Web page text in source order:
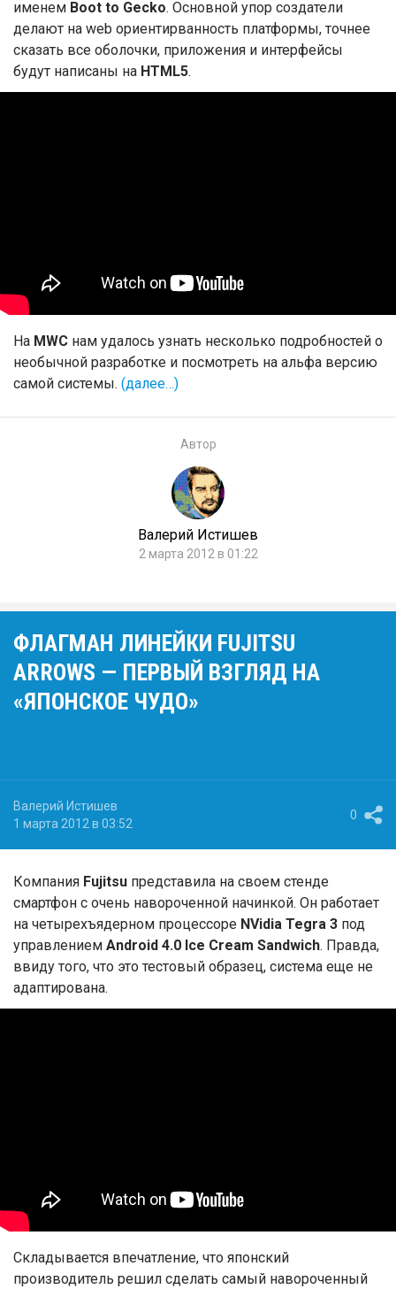
именем Boot to Gecko. Основной упор создатели
делают на web ориентирванность платформы, точнее
сказать все оболочки, приложения и интерфейсы
будут написаны на HTML5.
На MWC нам удалось узнать несколько подробностей о
необычной разработке и посмотреть на альфа версию
самой системы. (далее…)
Автор
Валерий Истишев
2 марта 2012 в 01:22
ФЛАГМАН ЛИНЕЙКИ FUJITSU
ARROWS — ПЕРВЫЙ ВЗГЛЯД НА
«ЯПОНСКОЕ ЧУДО»
Валерий Истишев
1 марта 2012 в 03:52
0
Компания Fujitsu представила на своем стенде
смартфон с очень навороченной начинкой. Он работает
на четырехъядерном процессоре NVidia Tegra 3 под
управлением Android 4.0 Ice Cream Sandwich. Правда,
ввиду того, что это тестовый образец, система еще не
адаптирована.
Складывается впечатление, что японский
производитель решил сделать самый навороченный